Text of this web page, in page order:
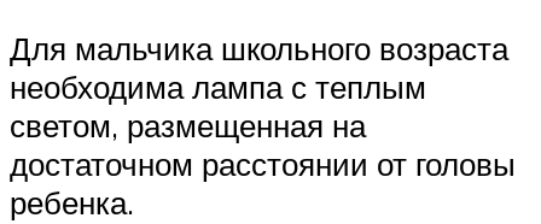
Для мальчика школьного возраста
необходима лампа с теплым
светом, размещенная на
достаточном расстоянии от головы
ребенка.